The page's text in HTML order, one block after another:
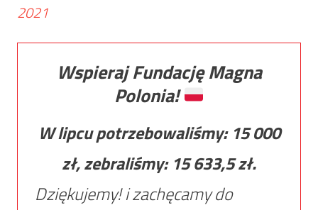
2021
Wspieraj Fundację Magna
Polonia!
W lipcu potrzebowaliśmy: 15 000
zł, zebraliśmy: 15 633,5zł.
Dziękujemy! i zachęcamy do